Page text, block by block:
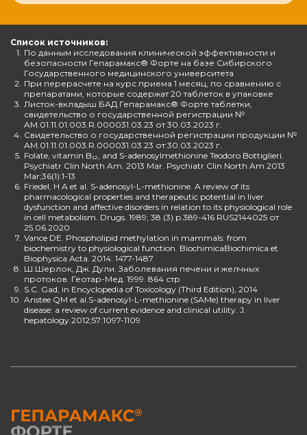
Список источников:
1. По данным исследования клинической эффективности и
безопасности Гепарамакс® Форте на базе Сибирского
Государственного медицинского университета
2. При перерасчете на курс приема 1 месяц, по сравнению с
препаратами, которые содержат 20 таблеток в упаковке
3. Листок-вкладыш БАД Гепарамакс® Форте таблетки,
свидетельство о государственной регистрации №
AM.01.11.01.003.R.000031.03.23 от 30.03.2023 г.
4. Свидетельство о государственной регистрации продукции №
AM.01.11.01.003.R.000031.03.23 от 30.03.2023 г.
5. Folate, vitamin B₁₂, and S-adenosylmethionine Teodoro Bottiglieri.
Psychiatr Clin North Am. 2013 Mar. Psychiatr Clin North Am 2013
Mar;36(1):1-13
6. Friedel, H A et al. S-adenosyl-L-methionine. A review of its
pharmacological properties and therapeutic potential in liver
dysfunction and affective disorders in relation to its physiological role
in cell metabolism. Drugs. 1989; 38 (3) p.389-416 RUS2144025 от
25.06.2020
7. Vance DE. Phospholipid methylation in mammals: from
biochemistry to physiological function. BiochimicaBiochimica et
Biophysica Acta. 2014: 1477-1487
8. Ш.Шерлок, Дж. Дули. Заболевания печени и желчных
протоков. Геотар-Мед. 1999. 864 стр
9. S.C. Gad, in Encyclopedia of Toxicology (Third Edition), 2014
10. Anstee QM et al.S-adenosyl-L-methionine (SAMe) therapy in liver
disease: a review of current evidence and clinical utility. J.
hepatology.2012;57:1097-1109